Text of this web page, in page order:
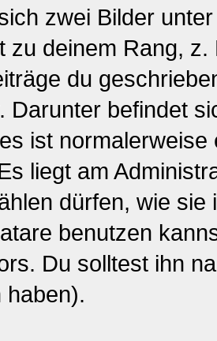
zwei Bilder
zu deinem Rang,
du
Darunter befindet
ist
liegt am
dürfen, wie
benutzen
Du solltest ihn
haben).